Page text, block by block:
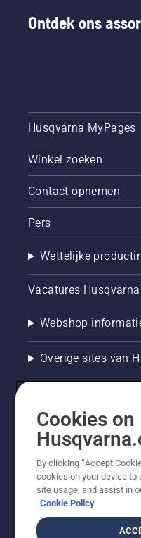
Ontdek ons
Husqvarna MyPages
Winkel zoeken
Contact opnemen
Pers
Wettelijke
Vacatures Husqvarna
Webshop
Overige sites van
© Husqvarna AB
getoonde prijzen zijn
Cookies on
By clicking “Accept
cookies on your device to
site usage, and assist in
Cookie Policy